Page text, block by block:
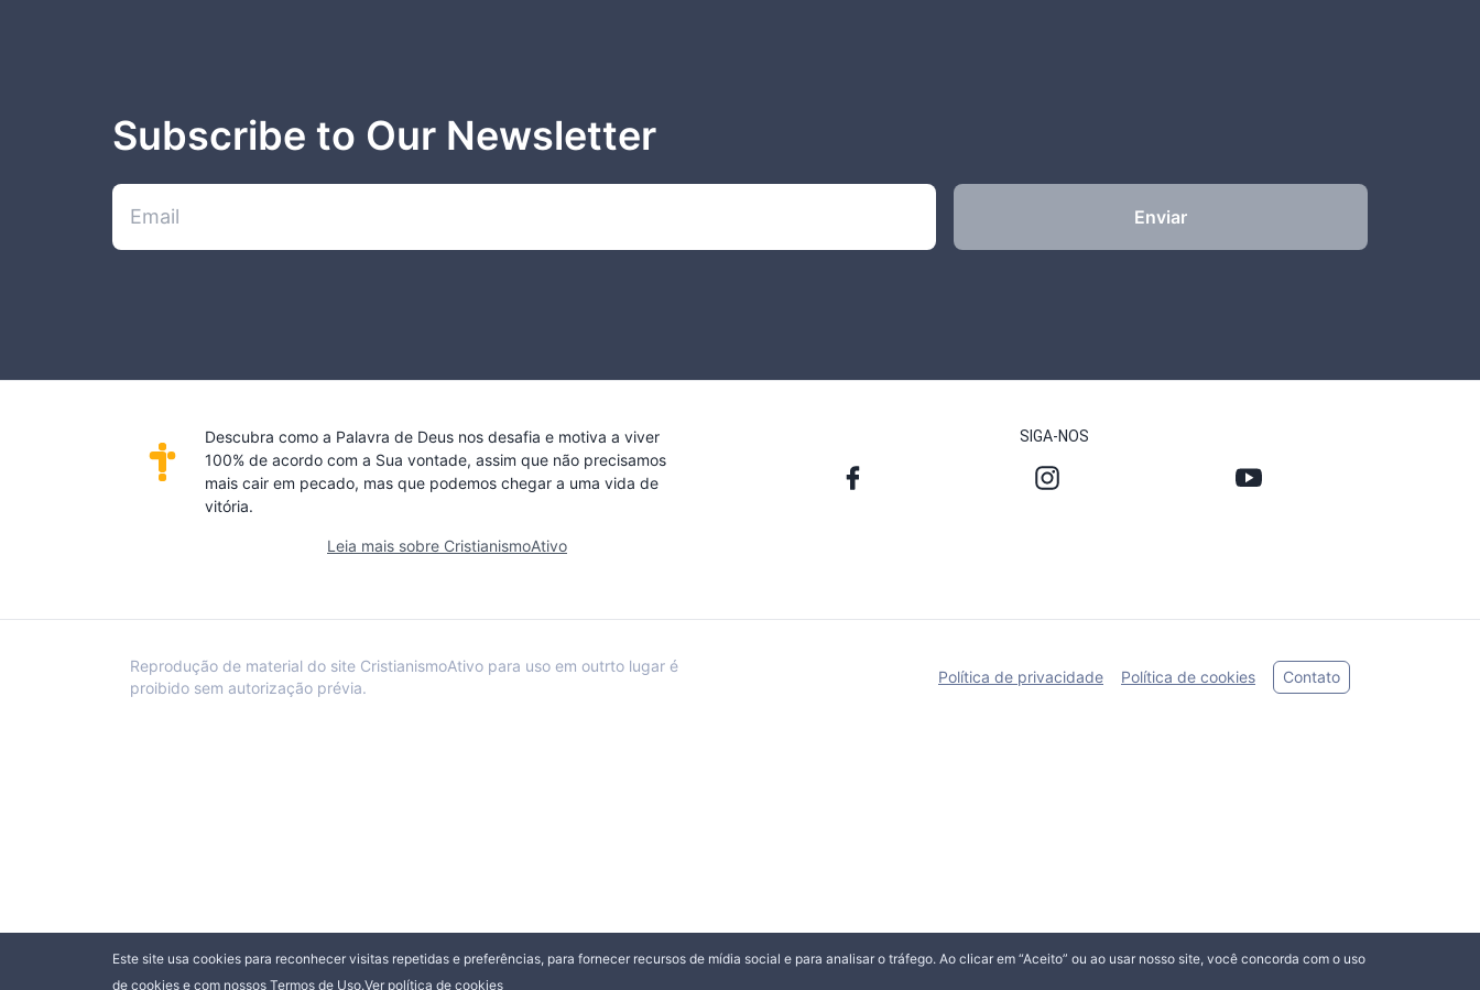
Este site usa cookies para reconhecer visitas repetidas e preferências, para fornecer recursos de mídia social e para analisar o tráfego. Ao clicar em “Aceito” ou ao usar nosso site, você concorda com o uso
de cookies e com nossos Termos de Uso.Ver política de cookies
Subscribe to Our Newsletter
Enviar
Descubra como a Palavra de Deus nos desafia e motiva a viver
100% de acordo com a Sua vontade, assim que não precisamos
mais cair em pecado, mas que podemos chegar a uma vida de
vitória.
Leia mais sobre CristianismoAtivo
SIGA-NOS
Reprodução de material do site CristianismoAtivo para uso em outrto lugar é
proibido sem autorização prévia.
Política de privacidade Política de cookies Contato